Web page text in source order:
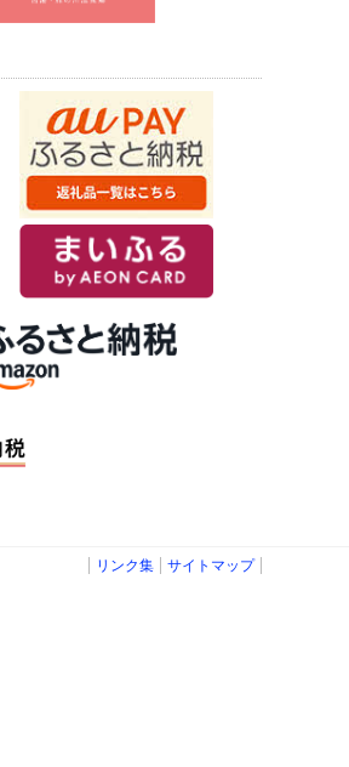
リンク集 サイトマップ